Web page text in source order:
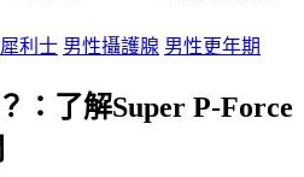
犀利士 男性攝護腺 男性更年期
：了解Super P-Force